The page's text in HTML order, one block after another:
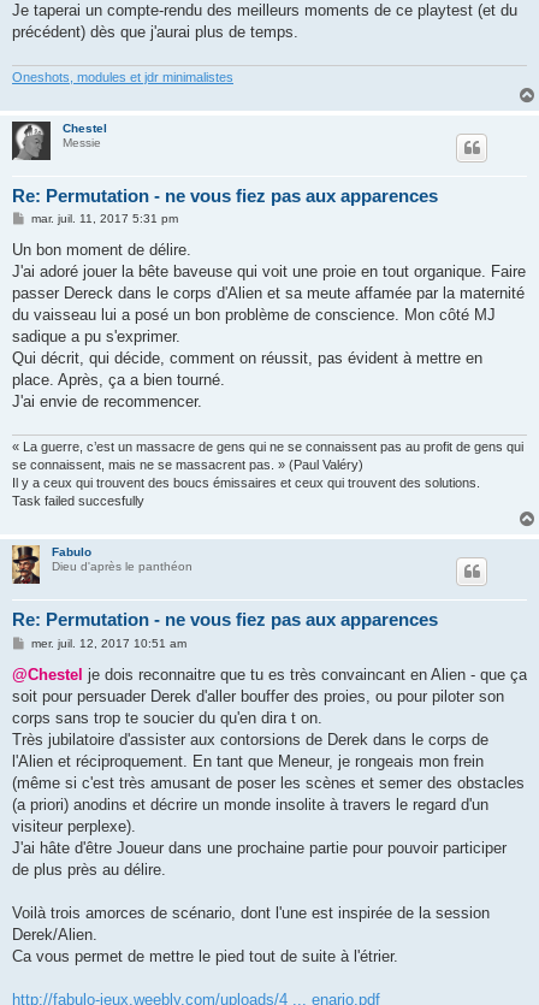
Je taperai un compte-rendu des meilleurs moments de ce playtest (et du
précédent) dès que j'aurai plus de temps.
Oneshots, modules et jdr minimalistes
Chestel
Messie
Re: Permutation - ne vous fiez pas aux apparences
M
s
a
g
mar. juil. 11, 2017 5:31 pm
Un bon moment de délire.
J'ai adoré jouer la bête baveuse qui voit une proie en tout organique. Faire
passer Dereck dans le corps d'Alien et sa meute affamée par la maternité
du vaisseau lui a posé un bon problème de conscience. Mon côté MJ
sadique a pu s'exprimer.
Qui décrit, qui décide, comment on réussit, pas évident à mettre en
place. Après, ça a bien tourné.
J'ai envie de recommencer.
« La guerre, c’est un massacre de gens qui ne se connaissent pas au profit de gens qui
se connaissent, mais ne se massacrent pas. » (Paul Valéry)
Il y a ceux qui trouvent des boucs émissaires et ceux qui trouvent des solutions.
Task failed succesfully
Fabulo
Dieu d'après le panthéon
Re: Permutation - ne vous fiez pas aux apparences
M
s
a
g
mer. juil. 12, 2017 10:51 am
@Chestel je dois reconnaitre que tu es très convaincant en Alien - que ça
soit pour persuader Derek d'aller bouffer des proies, ou pour piloter son
corps sans trop te soucier du qu'en dira t on.
Très jubilatoire d'assister aux contorsions de Derek dans le corps de
l'Alien et réciproquement. En tant que Meneur, je rongeais mon frein
(même si c'est très amusant de poser les scènes et semer des obstacles
(a priori) anodins et décrire un monde insolite à travers le regard d'un
visiteur perplexe).
J'ai hâte d'être Joueur dans une prochaine partie pour pouvoir participer
de plus près au délire.
Voilà trois amorces de scénario, dont l'une est inspirée de la session
Derek/Alien.
Ca vous permet de mettre le pied tout de suite à l'étrier.
http://fabulo-jeux.weebly.com/uploads/4 ... enario.pdf